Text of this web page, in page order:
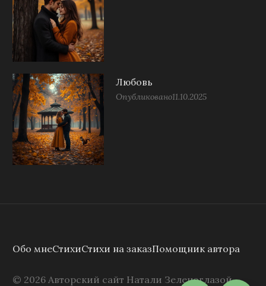
Любовь
Опубликовано11.10.2025
Обо мнеСтихиСтихи на заказПомощник автора
© 2026 Авторский сайт Натали Зеленоглазой